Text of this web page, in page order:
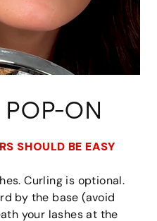
ON
SHOULD BE EASY
Curling is optional.
by the base (avoid
your lashes at the